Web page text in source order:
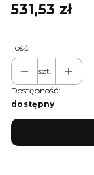
Cena
531,53 zł
Ilość
szt.
Dostępność:
dostępny